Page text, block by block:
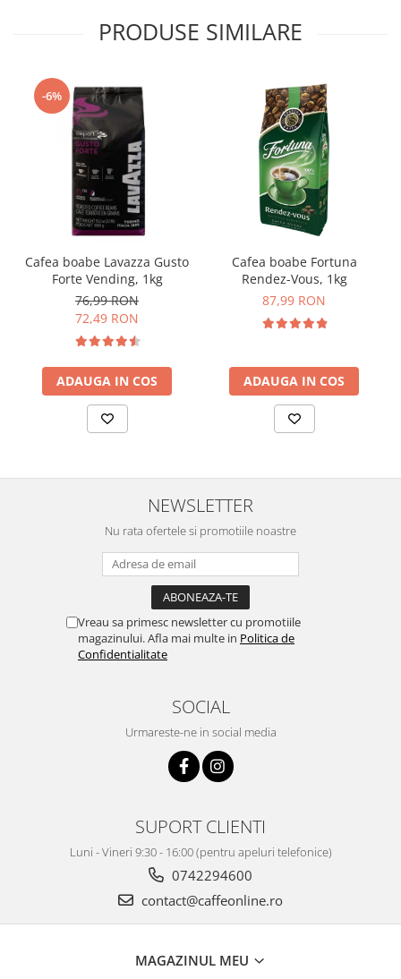
PRODUSE SIMILARE
-6%
Cafea boabe Lavazza Gusto
Forte Vending, 1kg
76,99 RON
72,49 RON
ADAUGA IN COS
Cafea boabe Fortuna
Rendez-Vous, 1kg
87,99 RON
ADAUGA IN COS
NEWSLETTER
Nu rata ofertele si promotiile noastre
Vreau sa primesc newsletter cu promotiile
magazinului. Afla mai multe in Politica de
Confidentialitate
SOCIAL
Urmareste-ne in social media
SUPORT CLIENTI
Luni - Vineri 9:30 - 16:00 (pentru apeluri telefonice)
0742294600
contact@caffeonline.ro
MAGAZINUL MEU